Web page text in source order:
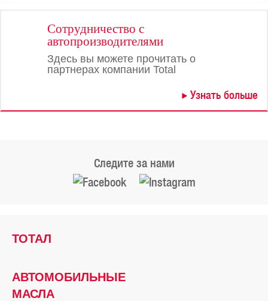
Сотрудничество с
автопроизводителями
Здесь вы можете прочитать о
партнерах компании Total
Узнать больше
Следите за нами
ТОТАЛ
АВТОМОБИЛЬНЫЕ
МАСЛА